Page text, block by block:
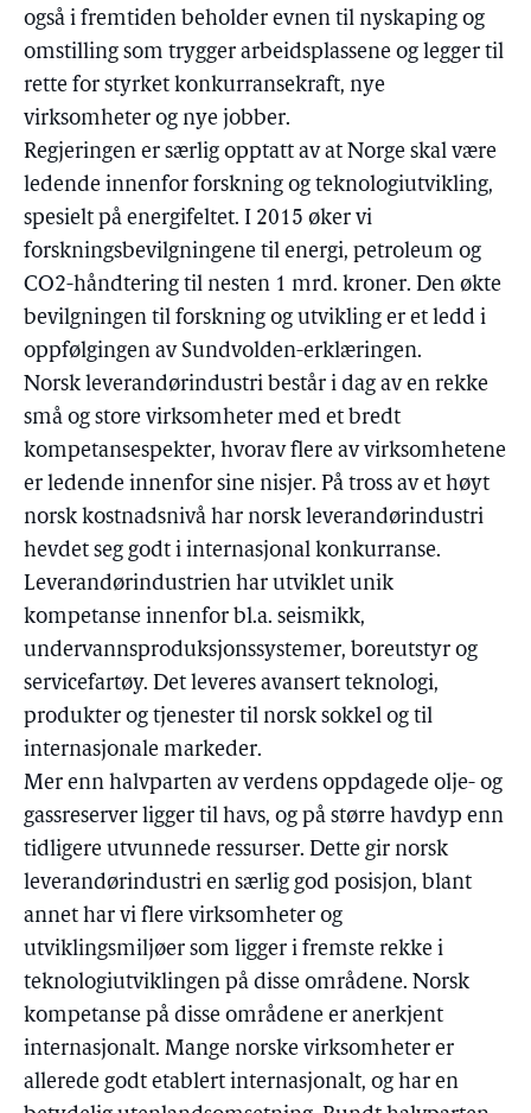
også i fremtiden beholder evnen til nyskaping og
omstilling som trygger arbeidsplassene og legger til
rette for styrket konkurransekraft, nye
virksomheter og nye jobber.
Regjeringen er særlig opptatt av at Norge skal være
ledende innenfor forskning og teknologiutvikling,
spesielt på energifeltet. I 2015 øker vi
forskningsbevilgningene til energi, petroleum og
CO2-håndtering til nesten 1 mrd. kroner. Den økte
bevilgningen til forskning og utvikling er et ledd i
oppfølgingen av Sundvolden-erklæringen.
Norsk leverandørindustri består i dag av en rekke
små og store virksomheter med et bredt
kompetansespekter, hvorav flere av virksomhetene
er ledende innenfor sine nisjer. På tross av et høyt
norsk kostnadsnivå har norsk leverandørindustri
hevdet seg godt i internasjonal konkurranse.
Leverandørindustrien har utviklet unik
kompetanse innenfor bl.a. seismikk,
undervannsproduksjonssystemer, boreutstyr og
servicefartøy. Det leveres avansert teknologi,
produkter og tjenester til norsk sokkel og til
internasjonale markeder.
Mer enn halvparten av verdens oppdagede olje- og
gassreserver ligger til havs, og på større havdyp enn
tidligere utvunnede ressurser. Dette gir norsk
leverandørindustri en særlig god posisjon, blant
annet har vi flere virksomheter og
utviklingsmiljøer som ligger i fremste rekke i
teknologiutviklingen på disse områdene. Norsk
kompetanse på disse områdene er anerkjent
internasjonalt. Mange norske virksomheter er
allerede godt etablert internasjonalt, og har en